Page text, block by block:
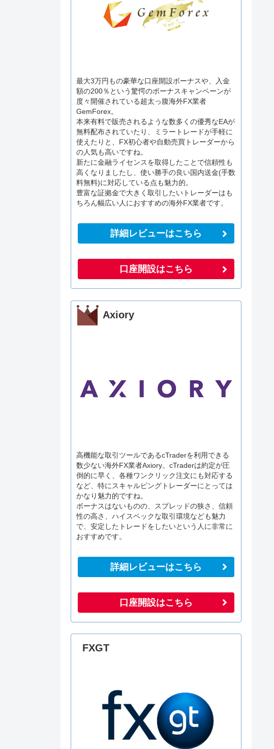
最大3万円もの豪華な口座開設ボーナスや、入金
額の200％という驚愕のボーナスキャンペーンが
度々開催されている超太っ腹海外FX業者
GemForex。
本来有料で販売されるような数多くの優秀なEAが
無料配布されていたり、ミラートレードが手軽に
使えたりと、FX初心者や自動売買トレーダーから
の人気も高いですね。
新たに金融ライセンスを取得したことで信頼性も
高くなりましたし、使い勝手の良い国内送金(手数
料無料)に対応している点も魅力的。
豊富な証拠金で大きく取引したいトレーダーはも
ちろん幅広い人におすすめの海外FX業者です。
詳細レビューはこちら
口座開設はこちら
Axiory
高機能な取引ツールであるcTraderを利用できる
数少ない海外FX業者Axiory。cTraderは約定が圧
倒的に早く、各種ワンクリック注文にも対応する
など、特にスキャルピングトレーダーにとっては
かなり魅力的ですね。
ボーナスはないものの、スプレッドの狭さ、信頼
性の高さ、ハイスペックな取引環境なども魅力
で、安定したトレードをしたいという人に非常に
おすすめです。
詳細レビューはこちら
口座開設はこちら
FXGT